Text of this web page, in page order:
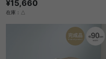
¥15,660
在庫：△